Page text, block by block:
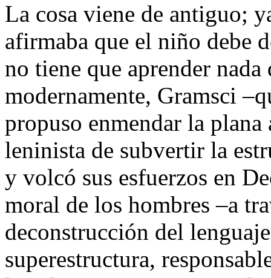
La cosa viene de antiguo;
afirmaba que el niño debe
no tiene que aprender
modernamente, Gramsci
propuso enmendar la plana
leninista de subvertir la
y volcó sus esfuerzos en
moral de los hombres –a
deconstrucción del
superestructura,